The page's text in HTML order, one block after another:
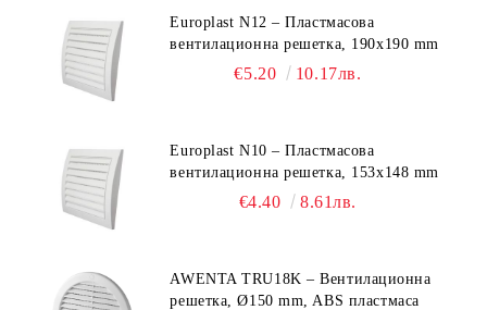
Europlast N12 – Пластмасова
вентилационна решетка, 190x190 mm
€5.20 10.17лв.
Europlast N10 – Пластмасова
вентилационна решетка, 153x148 mm
€4.40 8.61лв.
AWENTA TRU18K – Вентилационна
решетка, Ø150 mm, ABS пластмаса